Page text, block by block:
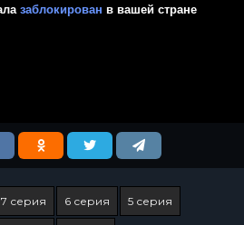
7 серия 6 серия 5 серия